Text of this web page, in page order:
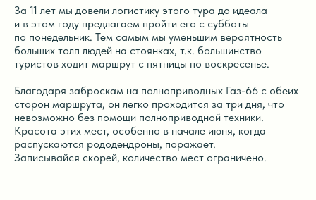
За 11 лет мы довели логистику этого тура до идеала
и в этом году предлагаем пройти его с субботы
по понедельник. Тем самым мы уменьшим вероятность
больших толп людей на стоянках, т.к. большинство
туристов ходит маршрут с пятницы по воскресенье.
Благодаря заброскам на полноприводных Газ-66 с обеих
сторон маршрута, он легко проходится за три дня, что
невозможно без помощи полноприводной техники.
Красота этих мест, особенно в начале июня, когда
распускаются рододендроны, поражает.
Записывайся скорей, количество мест ограничено.